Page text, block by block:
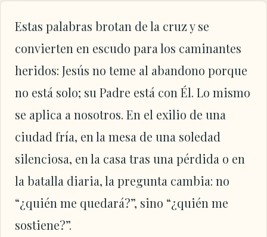
Estas palabras brotan de la cruz y se
convierten en escudo para los caminantes
heridos: Jesús no teme al abandono porque
no está solo; su Padre está con Él. Lo mismo
se aplica a nosotros. En el exilio de una
ciudad fría, en la mesa de una soledad
silenciosa, en la casa tras una pérdida o en
la batalla diaria, la pregunta cambia: no
“¿quién me quedará?”, sino “¿quién me
sostiene?”.